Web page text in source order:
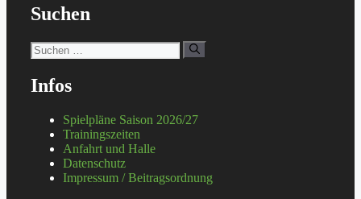
Suchen
Suchen
nach:
Infos
Spielpläne Saison 2026/27
Trainingszeiten
Anfahrt und Halle
Datenschutz
Impressum / Beitragsordnung